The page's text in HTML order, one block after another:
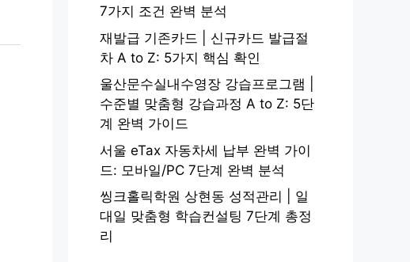
7가지 조건 완벽 분석
재발급 기존카드 | 신규카드 발급절
차 A to Z: 5가지 핵심 확인
울산문수실내수영장 강습프로그램 |
수준별 맞춤형 강습과정 A to Z: 5단
계 완벽 가이드
서울 eTax 자동차세 납부 완벽 가이
드: 모바일/PC 7단계 완벽 분석
씽크홀릭학원 상현동 성적관리 | 일
대일 맞춤형 학습컨설팅 7단계 총정
리